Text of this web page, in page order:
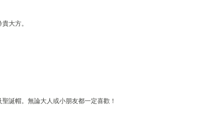
大方。
誕帽。無論大人或小朋友都一定喜歡！